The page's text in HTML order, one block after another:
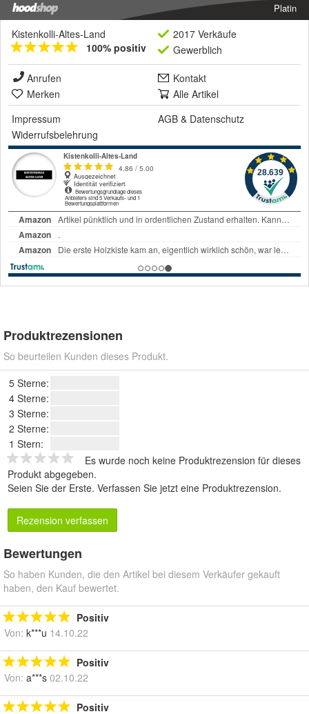
Platin
Kistenkolli-Altes-Land
100% positiv
2017 Verkäufe
Gewerblich
Anrufen
Kontakt
Merken
Alle Artikel
Impressum
AGB & Datenschutz
Widerrufsbelehrung
Produktrezensionen
So beurteilen Kunden dieses Produkt.
5 Sterne:
4 Sterne:
3 Sterne:
2 Sterne:
1 Stern:
Es wurde noch keine Produktrezension für dieses
Produkt abgegeben.
Seien Sie der Erste. Verfassen Sie jetzt eine Produktrezension.
Rezension verfassen
Bewertungen
So haben Kunden, die den Artikel bei diesem Verkäufer gekauft
haben, den Kauf bewertet.
Positiv
Von: k***u 14.10.22
Positiv
Von: a***s 02.10.22
Positiv